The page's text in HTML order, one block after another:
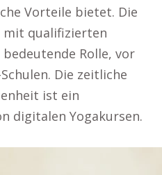
Vorteile bietet. Die
qualifizierten
Rolle, vor
Die zeitliche
ist ein
digitalen Yogakursen.